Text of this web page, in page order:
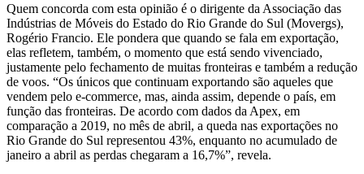
Quem concorda com esta opinião é o dirigente da Associação das
Indústrias de Móveis do Estado do Rio Grande do Sul (Movergs),
Rogério Francio. Ele pondera que quando se fala em exportação,
elas refletem, também, o momento que está sendo vivenciado,
justamente pelo fechamento de muitas fronteiras e também a redução
de voos. “Os únicos que continuam exportando são aqueles que
vendem pelo e-commerce, mas, ainda assim, depende o país, em
função das fronteiras. De acordo com dados da Apex, em
comparação a 2019, no mês de abril, a queda nas exportações no
Rio Grande do Sul representou 43%, enquanto no acumulado de
janeiro a abril as perdas chegaram a 16,7%”, revela.